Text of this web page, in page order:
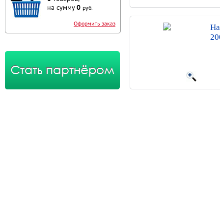
на сумму0 руб.
Оформить заказ